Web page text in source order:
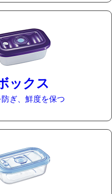
ックス
ぎ、鮮度を保つ